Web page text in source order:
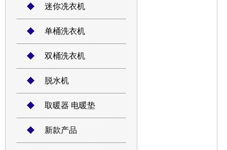
迷你冼衣机
单桶洗衣机
双桶洗衣机
脱水机
取暖器 电暖垫
新款产品